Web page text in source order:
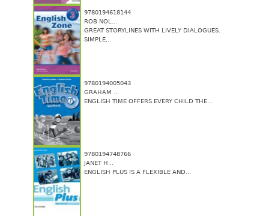
9780194618144
ROB NOL...
GREAT STORYLINES WITH LIVELY DIALOGUES.
SIMPLE,...
9780194005043
GRAHAM ...
ENGLISH TIME OFFERS EVERY CHILD THE...
9780194748766
JANET H...
ENGLISH PLUS IS A FLEXIBLE AND...